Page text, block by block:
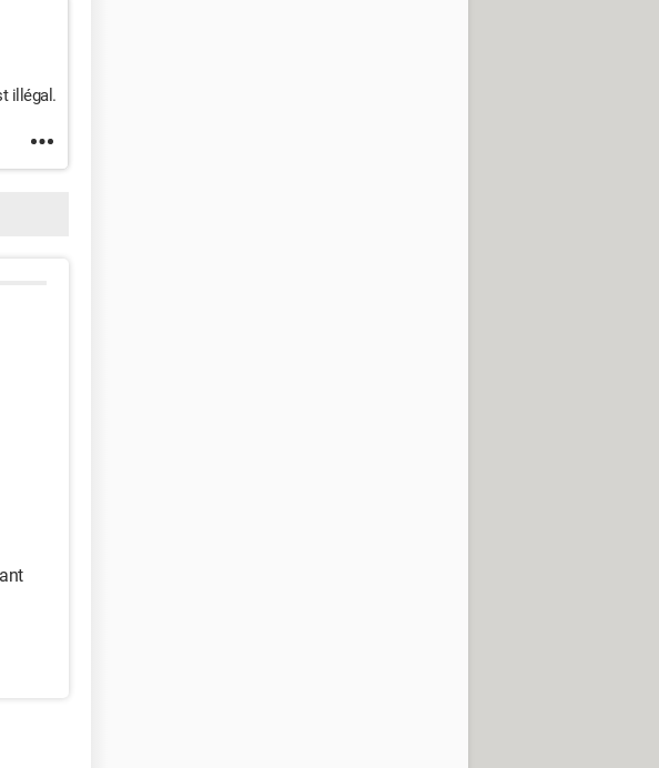
illégal.